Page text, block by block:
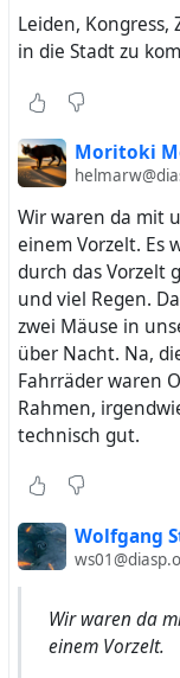
Leiden,
in die Stadt zu
Moritoki
Wir waren da mit
einem Vorzelt. Es
durch das Vorzelt
und viel Regen.
zwei Mäuse in
über Nacht. Na,
Fahrräder waren
Rahmen,
technisch gut.
Wolfgang
Wir waren da
einem Vorzelt.